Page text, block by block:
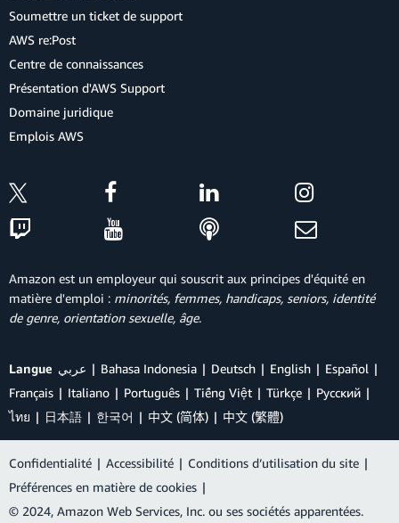
Soumettre un ticket de support
AWS re:Post
Centre de connaissances
Présentation d'AWS Support
Domaine juridique
Emplois AWS
Amazon est un employeur qui souscrit aux principes d'équité en
matière d'emploi : minorités, femmes, handicaps, seniors, identité
de genre, orientation sexuelle, âge.
Langue عربي Bahasa Indonesia Deutsch English
Español
Français
Italiano Português Tiếng Việt Türkçe
Ρусский
ไทย
日本語 한국어 中文 (简体) 中文 (繁體)
Confidentialité | Accessibilité | Conditions d’utilisation du site |
Préférences en matière de cookies |
© 2024, Amazon Web Services, Inc. ou ses sociétés apparentées.